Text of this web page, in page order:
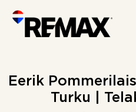
content
Eerik
Turku |